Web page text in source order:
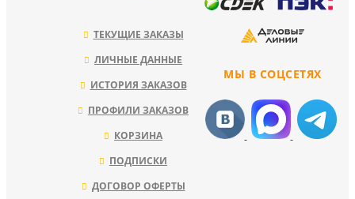
МЫ В СОЦСЕТЯХ
ТЕКУЩИЕ ЗАКАЗЫ
ЛИЧНЫЕ ДАННЫЕ
ИСТОРИЯ ЗАКАЗОВ
ПРОФИЛИ ЗАКАЗОВ
КОРЗИНА
ПОДПИСКИ
ДОГОВОР ОФЕРТЫ